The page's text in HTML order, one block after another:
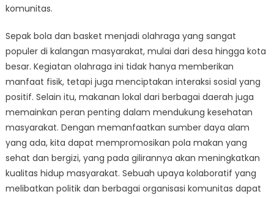
komunitas.
Sepak bola dan basket menjadi olahraga yang sangat
populer di kalangan masyarakat, mulai dari desa hingga kota
besar. Kegiatan olahraga ini tidak hanya memberikan
manfaat fisik, tetapi juga menciptakan interaksi sosial yang
positif. Selain itu, makanan lokal dari berbagai daerah juga
memainkan peran penting dalam mendukung kesehatan
masyarakat. Dengan memanfaatkan sumber daya alam
yang ada, kita dapat mempromosikan pola makan yang
sehat dan bergizi, yang pada gilirannya akan meningkatkan
kualitas hidup masyarakat. Sebuah upaya kolaboratif yang
melibatkan politik dan berbagai organisasi komunitas dapat